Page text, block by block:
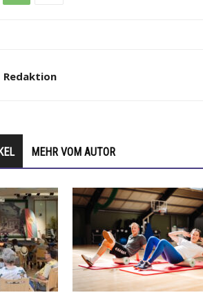
Redaktion
MEHR VOM AUTOR